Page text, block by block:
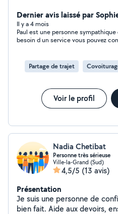
de mettre de l'argent de
l'année prochaine, ce qui
objectif important et une
Je suis une personne fiable,
m'investir pleinement.
d'importance au travail bien
rendre service et de
mon engagement.
Dernier avis laissé par
Il y a 4 mois
Paul est une personne
besoin d un service vous
Partage de trajet
Voir le profil
Nadia Chetibat
Personne très sérieuse
Ville-la-Grand (Sud)
4,5/5 (13 avis)
Présentation
Je suis une personne de
bien fait. Aide aux devoirs,